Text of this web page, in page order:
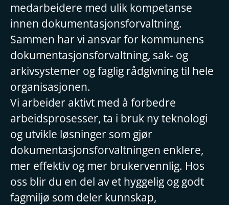
medarbeidere med ulik kompetanse
innen dokumentasjonsforvaltning.
Sammen har vi ansvar for kommunens
dokumentasjonsforvaltning, sak- og
arkivsystemer og faglig rådgivning til hele
organisasjonen.
Vi arbeider aktivt med å forbedre
arbeidsprosesser, ta i bruk ny teknologi
og utvikle løsninger som gjør
dokumentasjonsforvaltningen enklere,
mer effektiv og mer brukervennlig. Hos
oss blir du en del av et hyggelig og godt
fagmiljø som deler kunnskap,